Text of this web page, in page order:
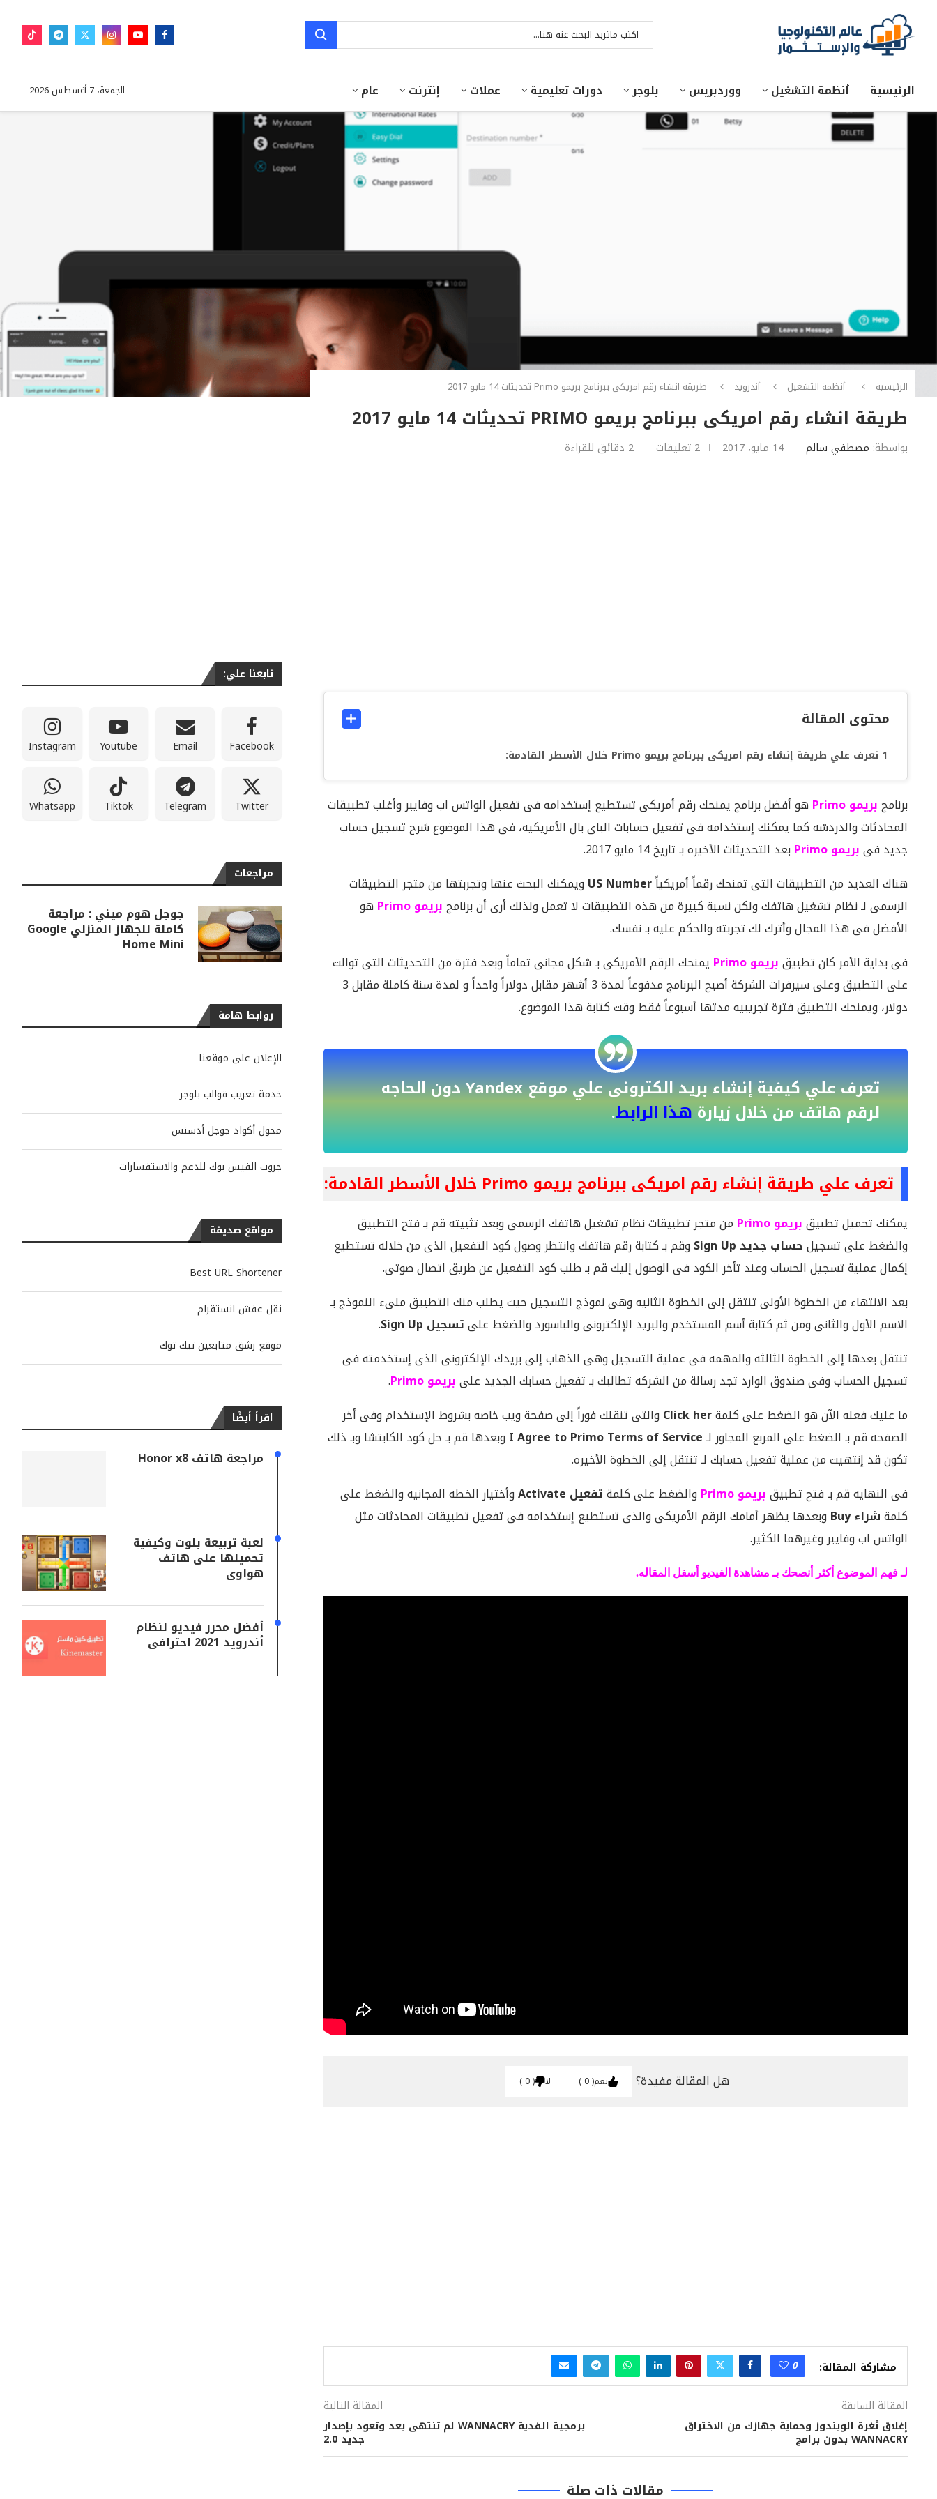
الرئيسية أنظمة التشغيل ووردبريس بلوجر دورات تعليمية عملات إنترنت عام الجمعة، 7 أغسطس 2026
الرئيسية أنظمة التشغيل أندرويد طريقة انشاء رقم امريكى ببرنامج بريمو Primo تحديثات 14 مايو 2017
طريقة انشاء رقم امريكى ببرنامج بريمو PRIMO تحديثات 14 مايو 2017
بواسطة: مصطفي سالم 14 مايو، 2017 2 تعليقات 2 دقائق للقراءة
محتوى المقالة
تعرف علي طريقة إنشاء رقم امريكى ببرنامج بريمو Primo خلال الأسطر القادمة:
برنامجبريمو Primo
هو أفضل برنامج يمنحك رقم أمريكى تستطيع إستخدامه فى تفعيل الواتس اب وفايبر وأغلب تطبيقات
المحادثات والدردشه كما يمكنك إستخدامه فى تفعيل حسابات الباى بال الأمريكيه، فى هذا الموضوع شرح تسجيل حساب
جديد فىبريمو Primo
بعد التحديثات الأخيره بـ تاريخ 14 مايو 2017.
هناك العديد من التطبيقات التى تمنحك رقماً أمريكياًUS Number ويمكنك البحث عنها وتجربتها من متجر التطبيقات
الرسمى لـ نظام تشغيل هاتفك ولكن نسبة كبيرة من هذه التطبيقات لا تعمل ولذلك أرى أن برنامجبريمو Primo
هو
الأفضل فى هذا المجال وأترك لك تجربته والحكم عليه بـ نفسك.
فى بداية الأمر كان تطبيقبريمو Primo
يمنحك الرقم الأمريكى بـ شكل مجانى تماماً وبعد فترة من التحديثات التى توالت
على التطبيق وعلى سيرفرات الشركة أصبح البرنامج مدفوعاً لمدة 3 أشهر مقابل دولاراً واحداً و لمدة سنة كاملة مقابل 3
دولار، ويمنحك التطبيق فترة تجريبيه مدتها أسبوعاً فقط وقت كتابة هذا الموضوع.
تعرف علي كيفية إنشاء بريد الكترونى علي موقع Yandex دون الحاجه
لرقم هاتف من خلال زيارةهذا الرابط.
تعرف علي طريقة إنشاء رقم امريكى ببرنامج بريمو Primo خلال الأسطر القادمة:
يمكنك تحميل تطبيقبريمو Primo
من متجر تطبيقات نظام تشغيل هاتفك الرسمى وبعد تثبيته قم بـ فتح التطبيق
والضغط على تسجيلحساب جديد Sign Up
وقم بـ كتابة رقم هاتفك وانتظر وصول كود التفعيل الذى من خلاله تستطيع
إكمال عملية تسجيل الحساب وعند تأخر الكود فى الوصول إليك قم بـ طلب كود التفعيل عن طريق اتصال صوتى.
بعد الانتهاء من الخطوة الأولى تنتقل إلى الخطوة الثانيه وهى نموذج التسجيل حيث يطلب منك التطبيق ملىء النموذج بـ
الاسم الأول والثانى ومن ثم كتابة أسم المستخدم والبريد الإلكترونى والباسورد والضغط علىتسجيل Sign Up
.
تنتقل بعدها إلى الخطوة الثالثه والمهمه فى عملية التسجيل وهى الذهاب إلى بريدك الإلكترونى الذى إستخدمته فى
تسجيل الحساب وفى صندوق الوارد تجد رسالة من الشركه تطالبك بـ تفعيل حسابك الجديد علىبريمو Primo
.
ما عليك فعله الآن هو الضغط على كلمةClick her والتى تنقلك فوراً إلى صفحة ويب خاصه بشروط الإستخدام وفى أخر
الصفحه قم بـ الضغط على المربع المجاور لـI Agree to Primo Terms of Service وبعدها قم بـ حل كود الكابتشا وبـ ذلك
تكون قد إنتهيت من عملية تفعيل حسابك لـ تنتقل إلى الخطوة الأخيره.
فى النهايه قم بـ فتح تطبيقبريمو Primo والضغط على كلمةتفعيل Activate
وأختيار الخطه المجانيه والضغط على
كلمةشراء Buy
وبعدها يظهر أمامك الرقم الأمريكى والذى تستطيع إستخدامه فى تفعيل تطبيقات المحادثات مثل
الواتس اب وفايبر وغيرهما الكثير.
لـ فهم الموضوع أكثر أنصحك بـ مشاهدة الفيديو أسفل المقاله.
هل المقالة مفيدة؟ نعم 0 لا 0
مشاركة المقالة: 0
المقالة السابقة
إغلاق ثغرة الويندوز وحماية جهازك من الاختراق
WANNACRY بدون برامج
المقالة التالية
برمجية الفدية WANNACRY لم تنتهى بعد وتعود بإصدار
جديد 2.0
مقالات ذات صلة
تابعنا علي:
Facebook
Email
Youtube
Instagram
Twitter
Telegram
Tiktok
Whatsapp
مراجعات
جوجل هوم ميني : مراجعة
كاملة للجهاز المنزلي Google
Home Mini
روابط هامة
الإعلان على موقعنا
خدمة تعريب قوالب بلوجر
محول أكواد جوجل أدسنس
جروب الفيس بوك للدعم والاستفسارات
مواقع صديقة
Best URL Shortener
نقل عفش انستقرام
موقع رشق متابعين تيك توك
اقرأ أيضًا
مراجعة هاتف Honor x8
لعبة تربيعة بلوت وكيفية
تحميلها على هاتف
هواوي
أفضل محرر فيديو لنظام
أندرويد 2021 احترافي